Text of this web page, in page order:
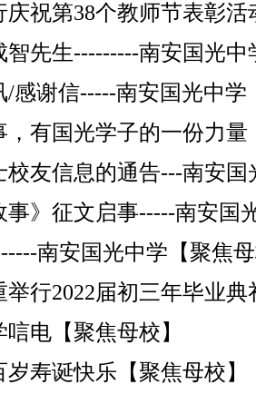
庆祝第38个教师节表彰
智先生---------南安国光中
/感谢信-----南安国光中学
，有国光学子的一份力量
校友信息的通告---南安
事》征文启事-----南安国
南安国光中学【聚焦
举行2022届初三年毕业
电【聚焦母校】
寿诞快乐【聚焦母校】